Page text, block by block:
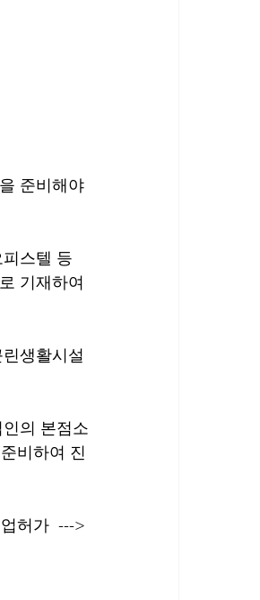
준비해야
스텔 등
기재하여
생활시설
의 본점소
비하여 진
허가  --->